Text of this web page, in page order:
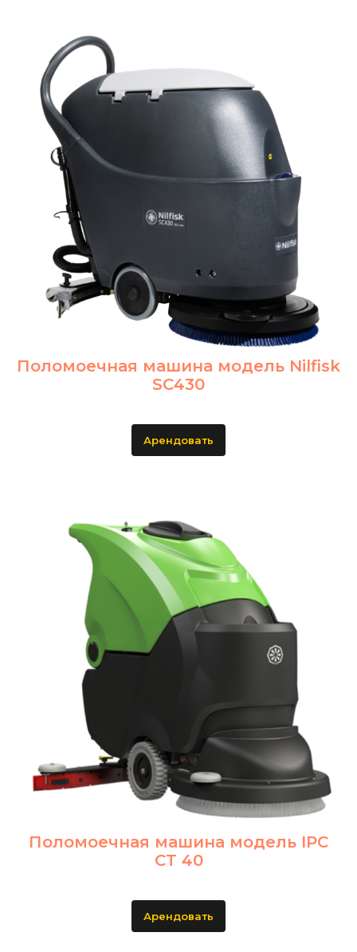
Поломоечная машина модель Nilfisk
SC430
Арендовать
Поломоечная машина модель IPC
CT 40
Арендовать